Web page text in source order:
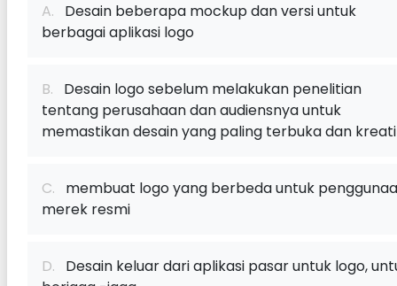
A. Desain beberapa mockup dan versi untuk
berbagai aplikasi logo
B. Desain logo sebelum melakukan penelitian
tentang perusahaan dan audiensnya untuk
memastikan desain yang paling terbuka dan
C. membuat logo yang berbeda untuk
merek resmi
D. Desain keluar dari aplikasi pasar untuk logo,